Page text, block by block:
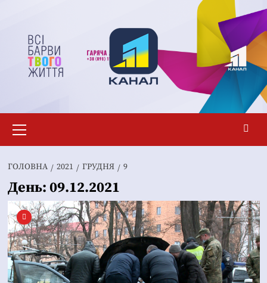
вмісту
меню
ГОЛОВНА 2021 ГРУДНЯ 9
День: 09.12.2021